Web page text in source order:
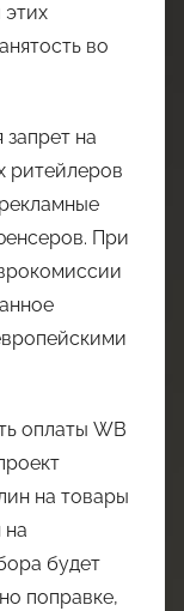
во
на
ритейлеров
При
оплаты WB
на товары
на
будет
поправке,